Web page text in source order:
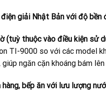
giải Nhật Bản với độ bền
(tuỳ thuộc vào điều kiện sử
TI-9000 so với các model
giúp ngăn cặn khoáng bám
bếp ăn với lưu lượng